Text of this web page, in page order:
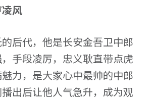
风
后代，他是长安金吾卫中郎
手段凌厉，忠义耿直带点虎
力，是大家心中最帅的中郎
出后让他人气急升，成为观